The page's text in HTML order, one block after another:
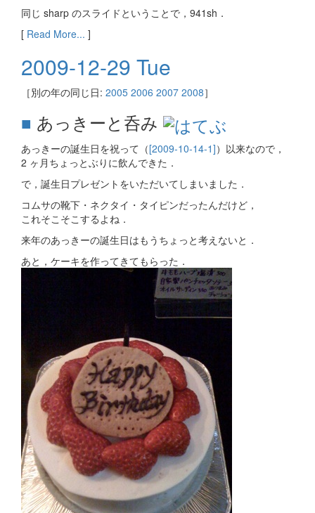
同じ sharp のスライドということで，941sh．
[ Read More... ]
2009-12-29 Tue
［別の年の同じ日: 2005 2006 2007 2008］
■ あっきーと呑み
あっきーの誕生日を祝って（[2009-10-14-1]）以来なので，
2 ヶ月ちょっとぶりに飲んできた．
で，誕生日プレゼントをいただいてしまいました．
コムサの靴下・ネクタイ・タイピンだったんだけど，
これそこそこするよね．
来年のあっきーの誕生日はもうちょっと考えないと．
あと，ケーキを作ってきてもらった．